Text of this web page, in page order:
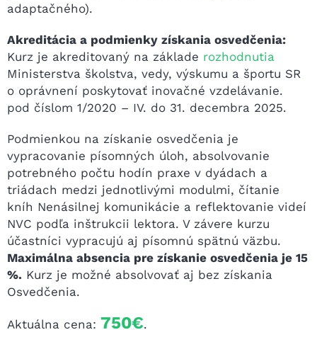
adaptačného).
Akreditácia a podmienky získania osvedčenia:
Kurz je akreditovaný na základe rozhodnutia
Ministerstva školstva, vedy, výskumu a športu SR
o oprávnení poskytovať inovačné vzdelávanie.
pod číslom 1/2020 – IV. do 31. decembra 2025.
Podmienkou na získanie osvedčenia je
vypracovanie písomných úloh, absolvovanie
potrebného počtu hodín praxe v dyádach a
triádach medzi jednotlivými modulmi, čítanie
kníh Nenásilnej komunikácie a reflektovanie videí
NVC podľa inštrukcii lektora. V závere kurzu
účastníci vypracujú aj písomnú spätnú väzbu.
Maximálna absencia pre získanie osvedčenia je 15
%. Kurz je možné absolvovať aj bez získania
Osvedčenia.
Aktuálna cena: 750€.